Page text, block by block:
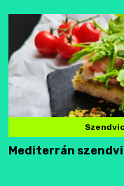
Mediterrán